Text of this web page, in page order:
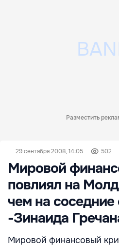
Разместить
29 сентября 2008, 14:05 502
Мировой
повлиял на
чем на соседние
-Зинаида
Мировой финансовый